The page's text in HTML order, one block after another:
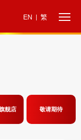
EN 繁
舰店 敬请期待